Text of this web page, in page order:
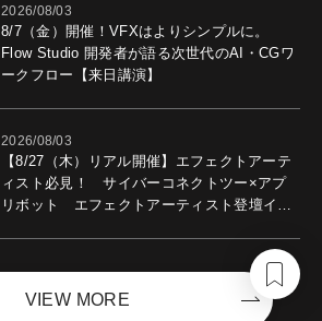
2026/08/03
8/7（金）開催！VFXはよりシンプルに。
Flow Studio 開発者が語る次世代のAI・CGワ
ークフロー【来日講演】
2026/08/03
【8/27（木）リアル開催】エフェクトアーテ
ィスト必見！ サイバーコネクトツー×アプ
リボット エフェクトアーティスト登壇イベ
VIEW MORE